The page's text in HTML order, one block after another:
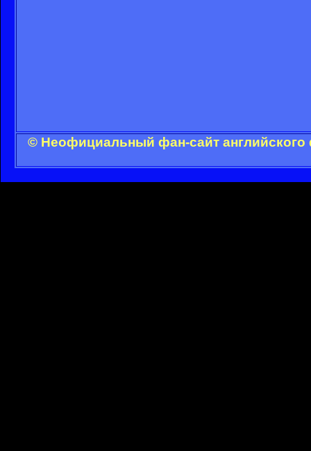
© Неофициальный фан-сайт английского